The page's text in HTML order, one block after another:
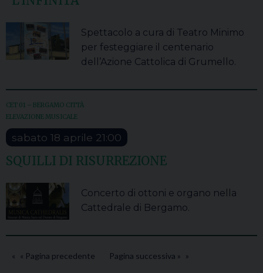
Spettacolo a cura di Teatro Minimo
per festeggiare il centenario
dell’Azione Cattolica di Grumello.
CET 01 – BERGAMO CITTÀ
ELEVAZIONE MUSICALE
sabato 18 aprile 21:00
SQUILLI DI RISURREZIONE
Concerto di ottoni e organo nella
Cattedrale di Bergamo.
« Pagina precedente Pagina successiva »